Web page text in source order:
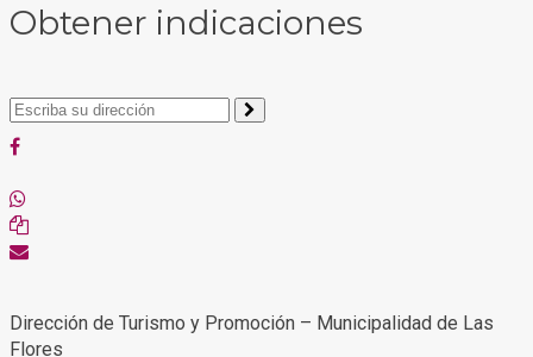
Obtener indicaciones
Dirección de Turismo y Promoción – Municipalidad de Las
Flores